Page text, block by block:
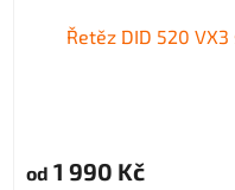
Řetěz DID 520
od 1 990 Kč